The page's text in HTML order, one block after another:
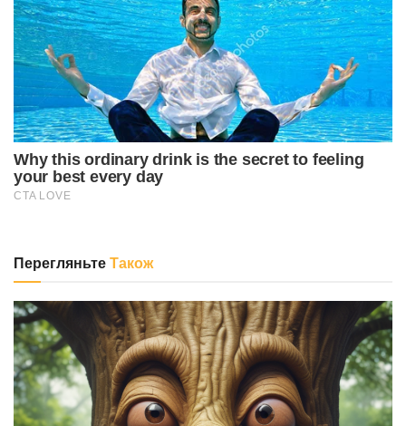
ПерегляньтеТакож